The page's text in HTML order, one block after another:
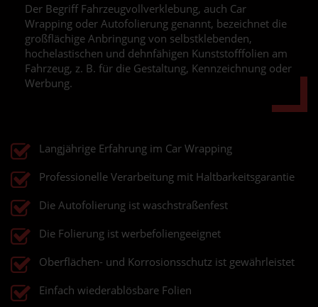
Der Begriff Fahrzeugvollverklebung, auch Car
Wrapping oder Autofolierung genannt, bezeichnet die
großflächige Anbringung von selbstklebenden,
hochelastischen und dehnfähigen Kunststofffolien am
Fahrzeug, z. B. für die Gestaltung, Kennzeichnung oder
Werbung.
Langjährige Erfahrung im Car Wrapping
Professionelle Verarbeitung mit Haltbarkeitsgarantie
Die Autofolierung ist waschstraßenfest
Die Folierung ist werbefoliengeeignet
Oberflächen- und Korrosionsschutz ist gewährleistet
Einfach wiederablösbare Folien